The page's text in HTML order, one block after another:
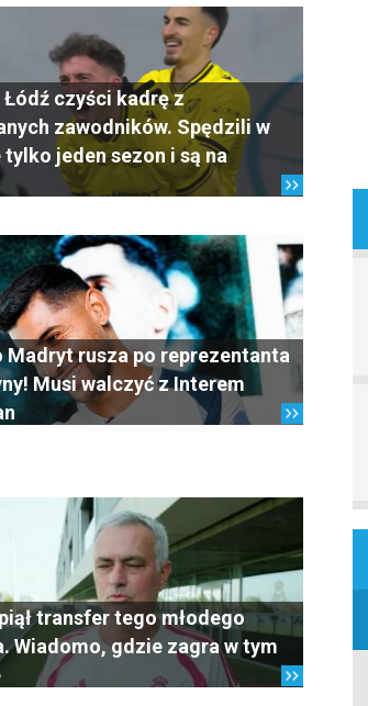
Łódź czyści kadrę z
zawodników. Spędzili w
tylko jeden sezon i są na
rusza po reprezentanta
Musi walczyć z Interem
transfer tego młodego
Wiadomo, gdzie zagra w tym